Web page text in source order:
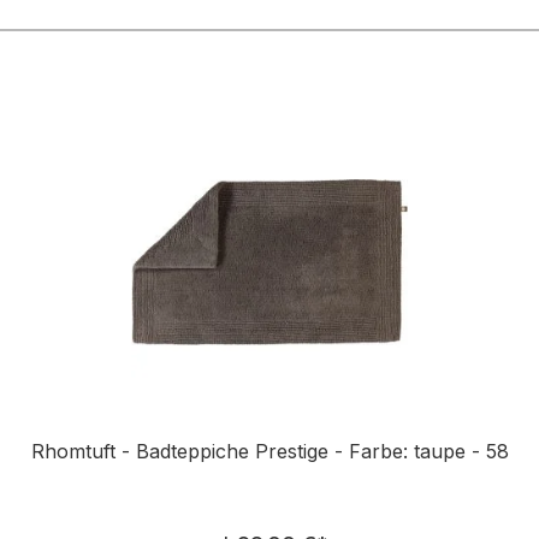
Rhomtuft - Badteppiche Prestige - Farbe: taupe - 58
Regulärer Preis: